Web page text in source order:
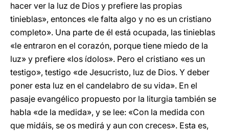
hacer ver la luz de Dios y prefiere las propias
tinieblas», entonces «le falta algo y no es un cristiano
completo». Una parte de él está ocupada, las tinieblas
«le entraron en el corazón, porque tiene miedo de la
luz» y prefiere «los ídolos». Pero el cristiano «es un
testigo», testigo «de Jesucristo, luz de Dios. Y deber
poner esta luz en el candelabro de su vida». En el
pasaje evangélico propuesto por la liturgia también se
habla «de la medida», y se lee: «Con la medida con
que midáis, se os medirá y aun con creces». Esta es,